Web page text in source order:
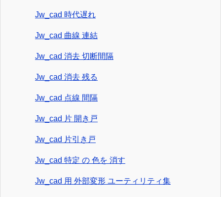
Jw_cad 時代遅れ
Jw_cad 曲線 連結
Jw_cad 消去 切断間隔
Jw_cad 消去 残る
Jw_cad 点線 間隔
Jw_cad 片 開き戸
Jw_cad 片引き戸
Jw_cad 特定 の 色を 消す
Jw_cad 用 外部変形 ユーティリティ集